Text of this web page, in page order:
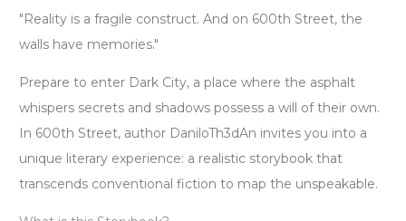
"Reality is a fragile construct. And on 600th Street, the
walls have memories."
Prepare to enter Dark City, a place where the asphalt
whispers secrets and shadows possess a will of their own.
In 600th Street, author DaniloTh3dAn invites you into a
unique literary experience: a realistic storybook that
transcends conventional fiction to map the unspeakable.